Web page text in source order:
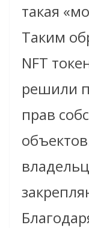
такая
Таким
NFT
решили
прав